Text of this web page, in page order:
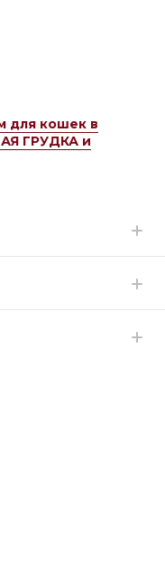
для кошек в
ГРУДКА и